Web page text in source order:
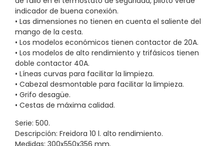
indicador de buena conexión.
• Las dimensiones no tienen en cuenta el saliente del
mango de la cesta.
• Los modelos económicos tienen contactor de 20A.
• Los modelos de alto rendimiento y trifásicos tienen
doble contactor 40A.
• Líneas curvas para facilitar la limpieza.
• Cabezal desmontable para facilitar la limpieza.
• Grifo desagüe.
• Cestas de máxima calidad.
Serie: 500.
Descripción: Freidora 10 l. alto rendimiento.
Medidas: 300x550x356 mm.